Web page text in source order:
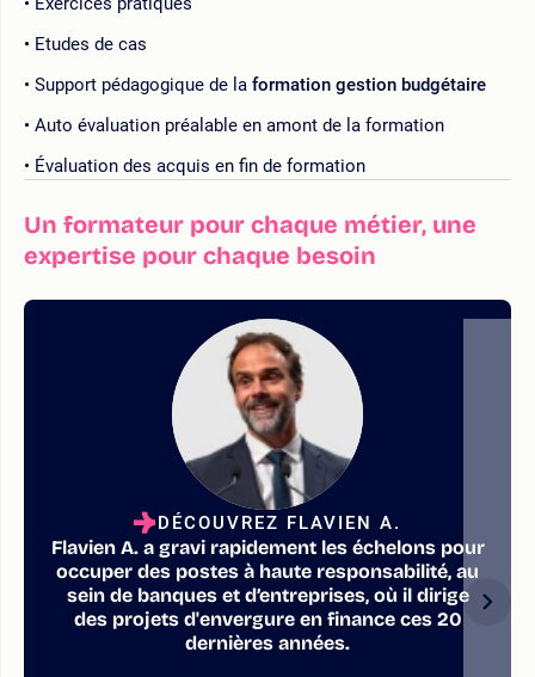
Etudes de cas
Support pédagogique de la formation gestion budgétaire
Auto évaluation préalable en amont de la formation
Évaluation des acquis en fin de formation
Un formateur pour chaque métier, une
expertise pour chaque besoin
DÉCOUVREZ FLAVIEN A.
Flavien A. a gravi rapidement les échelons pour
occuper des postes à haute responsabilité, au
sein de banques et d’entreprises, où il dirige
des projets d'envergure en finance ces 20
dernières années.